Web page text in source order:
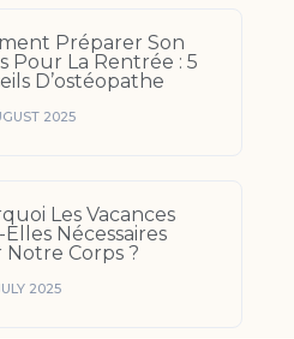
Préparer Son
Pour La Rentrée : 5
D’ostéopathe
2025
Les Vacances
Nécessaires
Notre Corps ?
2025